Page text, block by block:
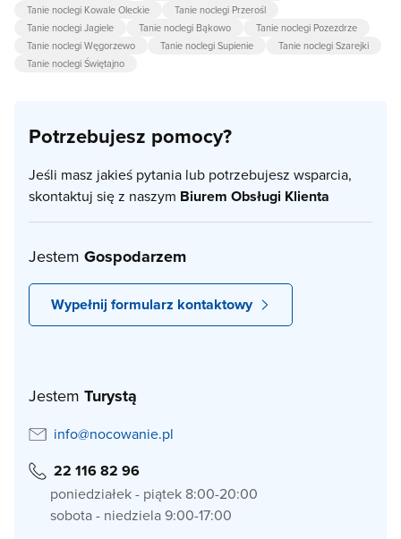
Tanie noclegi Kowale Oleckie
Tanie noclegi Przerośl
Tanie noclegi Jagiele
Tanie noclegi Bąkowo
Tanie noclegi Pozezdrze
Tanie noclegi Węgorzewo
Tanie noclegi Supienie
Tanie noclegi Szarejki
Tanie noclegi Świętajno
Potrzebujesz pomocy?
Jeśli masz jakieś pytania lub potrzebujesz wsparcia,
skontaktuj się z naszym Biurem Obsługi Klienta
Jestem Gospodarzem
Wypełnij formularz kontaktowy
Jestem Turystą
info@nocowanie.pl
22 116 82 96
poniedziałek - piątek 8:00-20:00
sobota - niedziela 9:00-17:00